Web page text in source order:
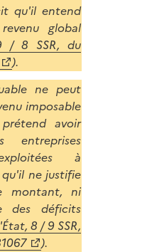
qu'il entend
global
/ 8 SSR, du
).
ne peut
imposable
avoir
entreprises
à
ne justifie
montant, ni
des déficits
8 / 9 SSR,
).